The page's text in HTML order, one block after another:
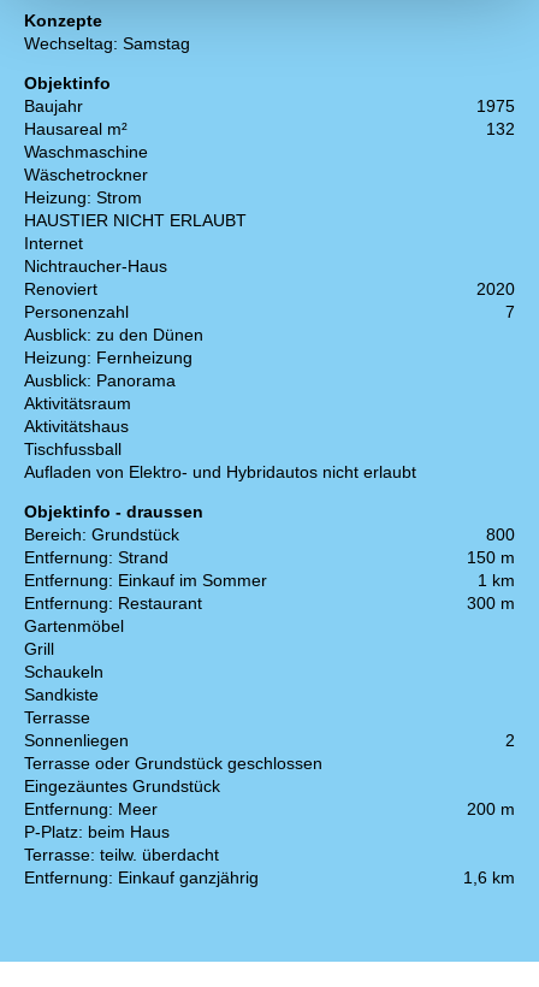
Konzepte
Wechseltag: Samstag
Objektinfo
Baujahr
1975
Hausareal m²
132
Waschmaschine
Wäschetrockner
Heizung: Strom
HAUSTIER NICHT ERLAUBT
Internet
Nichtraucher-Haus
Renoviert
2020
Personenzahl
7
Ausblick: zu den Dünen
Heizung: Fernheizung
Ausblick: Panorama
Aktivitätsraum
Aktivitätshaus
Tischfussball
Aufladen von Elektro- und Hybridautos nicht erlaubt
Objektinfo - draussen
Bereich: Grundstück
800
Entfernung: Strand
150 m
Entfernung: Einkauf im Sommer
1 km
Entfernung: Restaurant
300 m
Gartenmöbel
Grill
Schaukeln
Sandkiste
Terrasse
Sonnenliegen
2
Terrasse oder Grundstück geschlossen
Eingezäuntes Grundstück
Entfernung: Meer
200 m
P-Platz: beim Haus
Terrasse: teilw. überdacht
Entfernung: Einkauf ganzjährig
1,6 km